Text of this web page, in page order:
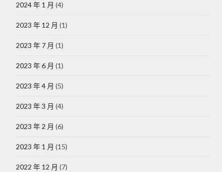
2024 年 1 月 (4)
2023 年 12 月 (1)
2023 年 7 月 (1)
2023 年 6 月 (1)
2023 年 4 月 (5)
2023 年 3 月 (4)
2023 年 2 月 (6)
2023 年 1 月 (15)
2022 年 12 月 (7)